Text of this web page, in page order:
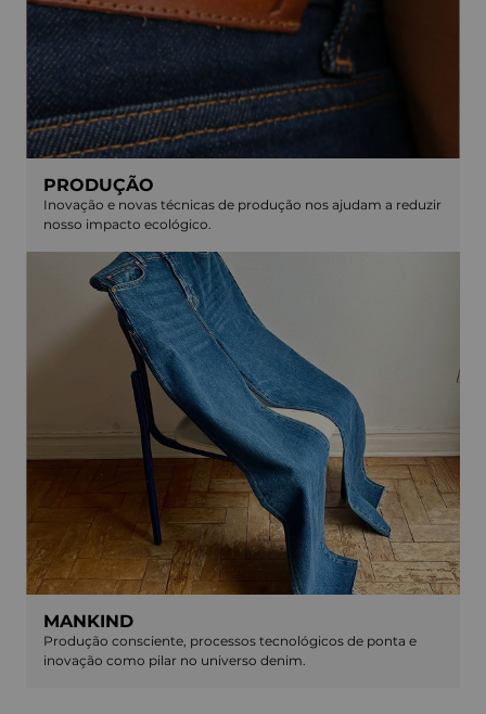
PRODUÇÃO
Inovação e novas técnicas de produção nos ajudam a reduzir
nosso impacto ecológico.
MANKIND
Produção consciente, processos tecnológicos de ponta e
inovação como pilar no universo denim.